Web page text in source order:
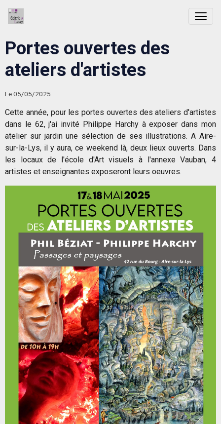
Portes ouvertes des
ateliers d'artistes
Le 05/05/2025
Cette année, pour les portes ouvertes des ateliers d'artistes
dans le 62, j'ai invité Philippe Harchy à exposer dans mon
atelier sur jardin une sélection de ses illustrations. A Aire-
sur-la-Lys, il y aura, ce weekend là, deux lieux ouverts. Dans
les locaux de l'école d'Art visuels à l'annexe Vauban, 4
artistes et enseignantes exposeront leurs oeuvres.